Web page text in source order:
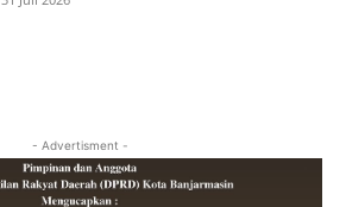
- Advertisment -